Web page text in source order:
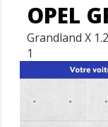
OPEL
Grandland X
1